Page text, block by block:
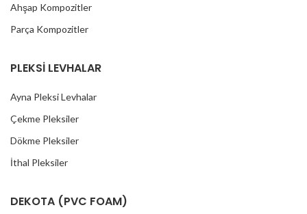
Ahşap Kompozitler
Parça Kompozitler
PLEKSİ LEVHALAR
Ayna Pleksi Levhalar
Çekme Pleksiler
Dökme Pleksiler
İthal Pleksiler
DEKOTA (PVC FOAM)